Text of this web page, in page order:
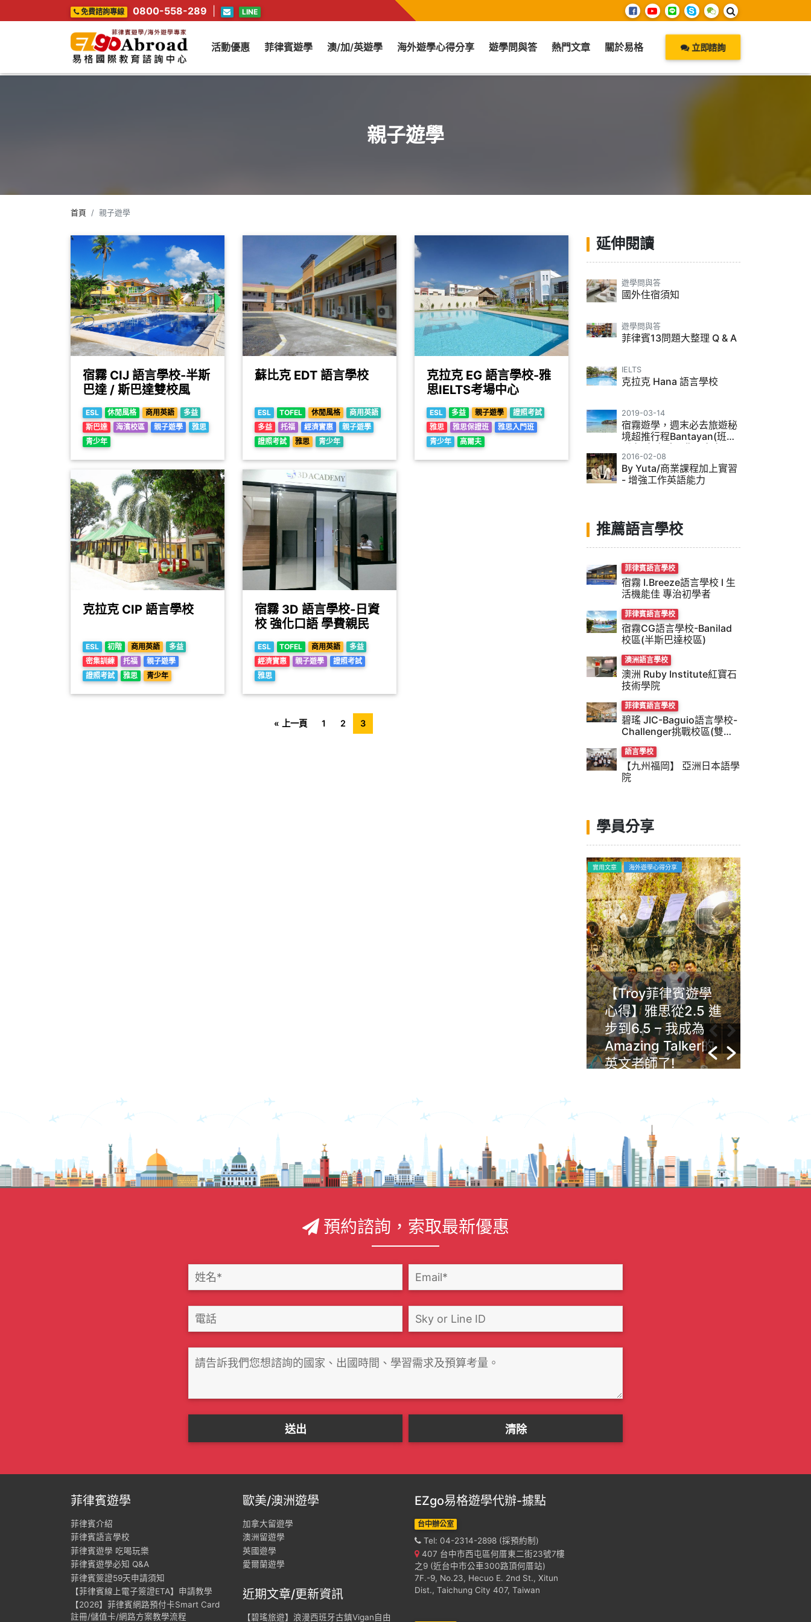
免費諮詢專線 0800-558-289 LINE
活動優惠 菲律賓遊學 澳/加/英遊學 海外遊學心得分享 遊學問與答 熱門文章 關於易格 立即諮詢
親子遊學
首頁 親子遊學
宿霧 CIJ 語言學校-半斯
巴達 / 斯巴達雙校風
ESL 休閒風格 商用英語
多益
斯巴達
海濱校區 親子遊學
雅思
青少年
蘇比克 EDT 語言學校
ESL TOFEL 休閒風格
商用英語
多益
托福 經濟實惠
親子遊學
證照考試
雅思 青少年
克拉克 EG 語言學校-雅
思IELTS考場中心
ESL 多益 親子遊學
證照考試
雅思
雅思保證班
雅思入門班
青少年
高爾夫
克拉克 CIP 語言學校
ESL 初階 商用英語
多益
密集訓練
托福
親子遊學
證照考試
雅思 青少年
宿霧 3D 語言學校-日資
校 強化口語 學費親民
ESL TOFEL 商用英語
多益
經濟實惠
親子遊學
證照考試
雅思
« 上一頁 1 2 3
延伸閱讀
遊學問與答
國外住宿須知
遊學問與答
菲律賓13問題大整理 Q & A
IELTS
克拉克 Hana 語言學校
2019-03-14
宿霧遊學，週末必去旅遊秘
境超推行程Bantayan(班塔
2016-02-08
By Yuta/商業課程加上實習
- 增強工作英語能力
推薦語言學校
菲律賓語言學校
宿霧 I.Breeze語言學校 l 生
活機能佳 專治初學者
菲律賓語言學校
宿霧CG語言學校-Banilad
校區(半斯巴達校區)
澳洲語言學校
澳洲 Ruby Institute紅寶石
技術學院
菲律賓語言學校
碧瑤 JIC-Baguio語言學校-
Challenger挑戰校區(雙校
語言學校
【九州福岡】 亞洲日本語學
院
學員分享
實用文章 海外遊學心得分享
【Troy菲律賓遊學
心得】雅思從2.5 進
步到6.5 – 我成為
Amazing Talker的
英文老師了!
預約諮詢，索取最新優惠
菲律賓遊學
菲律賓介紹
菲律賓語言學校
菲律賓遊學 吃喝玩樂
菲律賓遊學必知 Q&A
菲律賓簽證59天申請須知
【菲律賓線上電子簽證ETA】申請教學
【2026】菲律賓網路預付卡Smart Card
註冊/儲值卡/網路方案教學流程
歐美/澳洲遊學
加拿大留遊學
澳洲留遊學
英國遊學
愛爾蘭遊學
近期文章/更新資訊
【碧瑤旅遊】浪漫西班牙古鎮Vigan自由
EZgo易格遊學代辦-據點
台中辦公室
Tel: 04-2314-2898 (採預約制)
407 台中市西屯區何厝東二街23號7樓
之9 (近台中市公車300路頂何厝站)
7F.-9, No.23, Hecuo E. 2nd St., Xitun
Dist., Taichung City 407, Taiwan